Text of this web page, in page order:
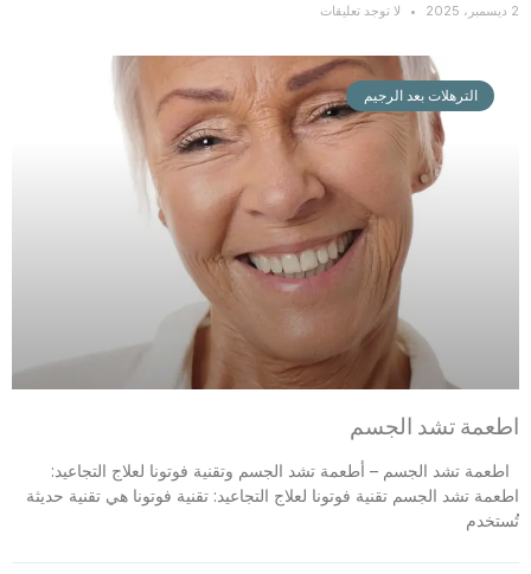
2 ديسمبر، 2025 لا توجد تعليقات
الترهلات بعد الرجيم
اطعمة تشد الجسم
اطعمة تشد الجسم – أطعمة تشد الجسم وتقنية فوتونا لعلاج التجاعيد:
اطعمة تشد الجسم تقنية فوتونا لعلاج التجاعيد: تقنية فوتونا هي تقنية حديثة
تُستخدم